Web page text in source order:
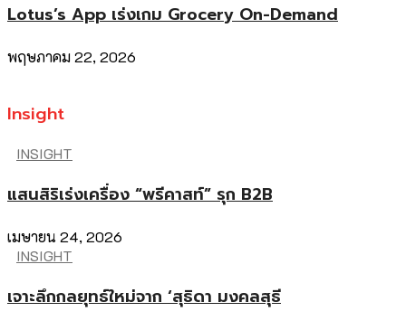
Lotus’s App เร่งเกม Grocery On-Demand
พฤษภาคม 22, 2026
Insight
INSIGHT
แสนสิริเร่งเครื่อง “พรีคาสท์” รุก B2B
เมษายน 24, 2026
INSIGHT
เจาะลึกกลยุทธ์ใหม่จาก ‘สุธิดา มงคลสุธี